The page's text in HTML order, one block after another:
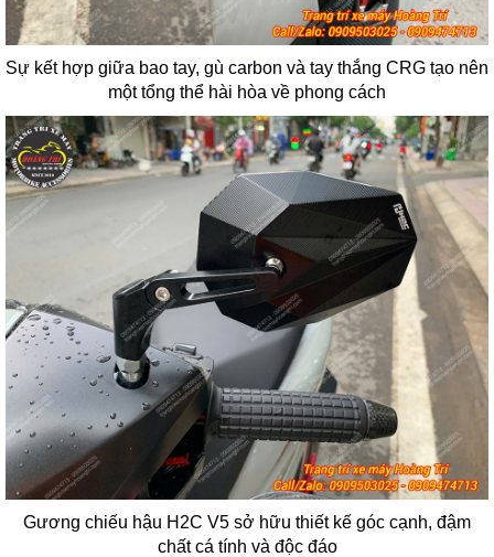
Sự kết hợp giữa bao tay, gù carbon và tay thắng CRG tạo nên
một tổng thể hài hòa về phong cách
Gương chiếu hậu H2C V5 sở hữu thiết kế góc cạnh, đậm
chất cá tính và độc đáo